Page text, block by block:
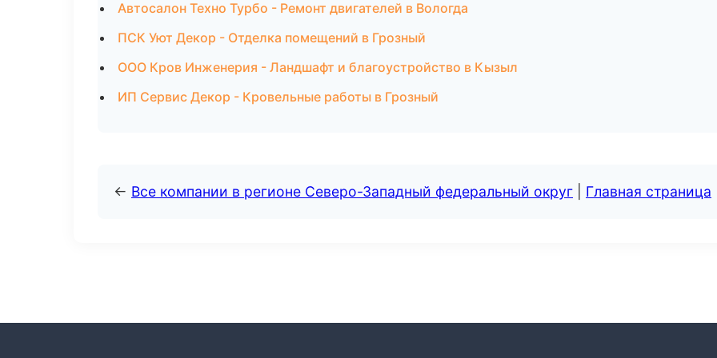
Автосалон Техно Турбо - Ремонт двигателей в Вологда
ПСК Уют Декор - Отделка помещений в Грозный
ООО Кров Инженерия - Ландшафт и благоустройство в Кызыл
ИП Сервис Декор - Кровельные работы в Грозный
← Все компании в регионе Северо-Западный федеральный округ Главная страница